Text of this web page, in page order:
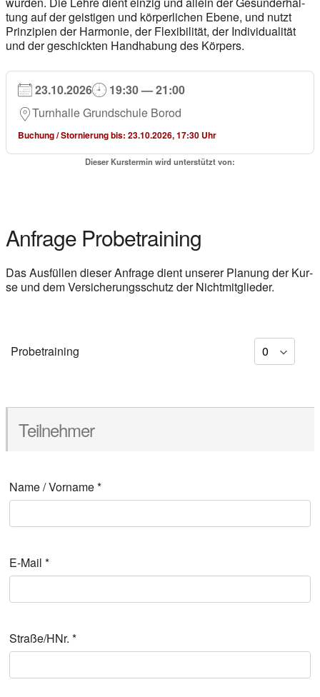
tung auf der gei­sti­gen und kör­per­li­chen Ebe­ne, und nutzt
Prin­zi­pi­en der Har­mo­nie, der Fle­xi­bi­li­tät, der In­di­vi­dua­li­tät
und der ge­schick­ten Hand­ha­bung des Kör­pers.
23.10.2026
19:30 — 21:00
Turn­hal­le Grund­schu­le Borod
Buchung / Stor­nie­rung bis: 23.10.2026, 17:30 Uhr
Die­ser Kurs­ter­min wird unter­stützt von:
Anfra­ge Pro­be­trai­ning
Das Aus­fül­len die­ser Anfra­ge dient unse­rer Pla­nung der Kur­
se und dem Ver­si­che­rungs­schutz der Nicht­mit­glie­der.
Pro­be­trai­ning
Teil­neh­mer
Name / Vor­na­me*
E‑Mail *
Straße/HNr. *